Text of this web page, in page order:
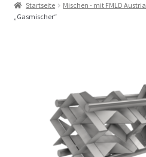
Startseite Mischen - mit FMLD Austria
„Gasmischer“